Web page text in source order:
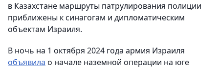
в Казахстане маршруты патрулирования полиции
приближены к синагогам и дипломатическим
объектам Израиля.
В ночь на 1 октября 2024 года армия Израиля
объявила о начале наземной операции на юге